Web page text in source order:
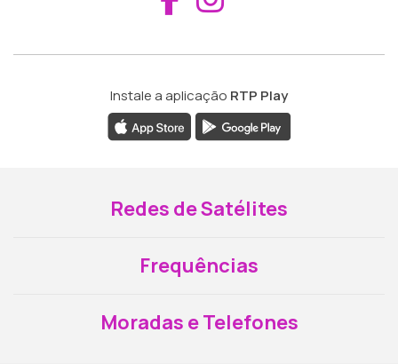
Instale a aplicação RTP Play
Redes de Satélites
Frequências
Moradas e Telefones